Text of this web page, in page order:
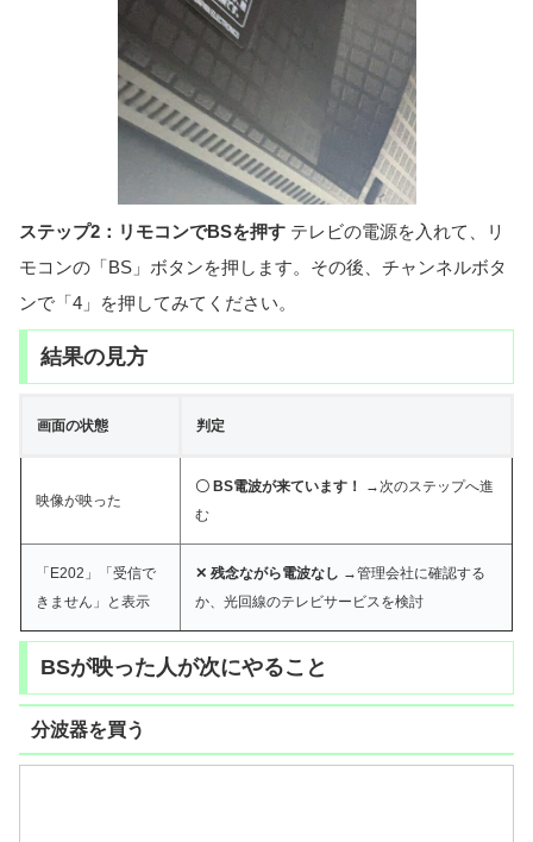
ステップ2：リモコンでBSを押す テレビの電源を入れて、リ
モコンの「BS」ボタンを押します。その後、チャンネルボタ
ンで「4」を押してみてください。
結果の見方
画面の状態 判定
映像が映った
〇 BS電波が来ています！
→次のステップへ進
む
「E202」「受信で
きません」と表示
✕ 残念ながら電波なし →管理会社に確認する
か、光回線のテレビサービスを検討
BSが映った人が次にやること
分波器を買う